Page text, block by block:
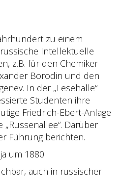
zu einem
Intellektuelle
z.B. für den Chemiker
Borodin und den
In der „Lesehalle“
Studenten ihre
Friedrich-Ebert-Anlage
Darüber
Führung berichten.
um 1880
auch in russischer